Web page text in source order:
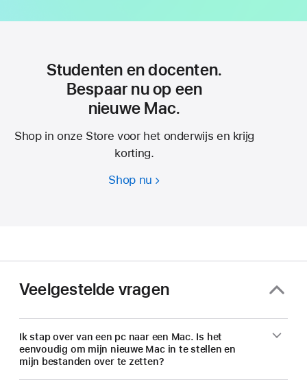
Studenten en docenten.
Bespaar nu op een
nieuwe Mac.
Shop in onze Store voor het onderwijs en krijg
korting.
Shop nu Studenten
op
nieuwe Mac.
Veelgestelde vragen
Ik stap over van een pc naar een Mac. Is het
eenvoudig om mijn nieuwe Mac in te stellen en
mijn bestanden over te zetten?